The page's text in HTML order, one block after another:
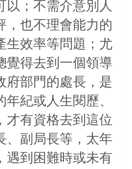
以；不需介意別人
，也不理會能力的
生效率等問題；尤
覺得去到一個領導
府部門的處長，是
紀或人生閱歷、
才有資格去到這位
、副局長等，太年
遇到困難時或未有